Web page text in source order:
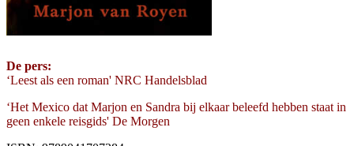
De pers:
‘Leest als een roman' NRC Handelsblad
‘Het Mexico dat Marjon en Sandra bij elkaar beleefd hebben staat in
geen enkele reisgids' De Morgen